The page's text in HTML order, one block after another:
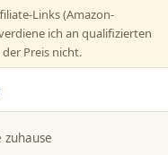
Links (Amazon-
ich an qualifizierten
Preis nicht.
zuhause